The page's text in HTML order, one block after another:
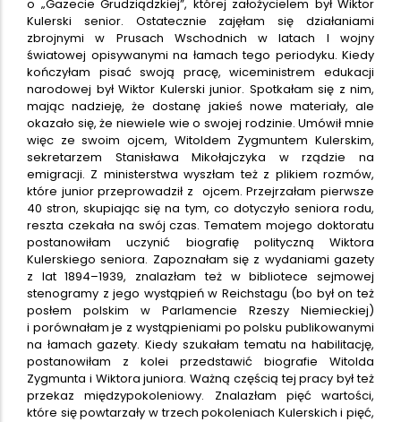
o „Gazecie Grudziądzkiej”, której założycielem był Wiktor
Kulerski senior. Ostatecznie zajęłam się działaniami
zbrojnymi w Prusach Wschodnich w latach I wojny
światowej opisywanymi na łamach tego periodyku. Kiedy
kończyłam pisać swoją pracę, wiceministrem edukacji
narodowej był Wiktor Kulerski junior. Spotkałam się z nim,
mając nadzieję, że dostanę jakieś nowe materiały, ale
okazało się, że niewiele wie o swojej rodzinie. Umówił mnie
więc ze swoim ojcem, Witoldem Zygmuntem Kulerskim,
sekretarzem Stanisława Mikołajczyka w rządzie na
emigracji. Z ministerstwa wyszłam też z plikiem rozmów,
które junior przeprowadził z ojcem. Przejrzałam pierwsze
40 stron, skupiając się na tym, co dotyczyło seniora rodu,
reszta czekała na swój czas. Tematem mojego doktoratu
postanowiłam uczynić biografię polityczną Wiktora
Kulerskiego seniora. Zapoznałam się z wydaniami gazety
z lat 1894–1939, znalazłam też w bibliotece sejmowej
stenogramy z jego wystąpień w Reichstagu (bo był on też
posłem polskim w Parlamencie Rzeszy Niemieckiej)
i porównałam je z wystąpieniami po polsku publikowanymi
na łamach gazety. Kiedy szukałam tematu na habilitację,
postanowiłam z kolei przedstawić biografie Witolda
Zygmunta i Wiktora juniora. Ważną częścią tej pracy był też
przekaz międzypokoleniowy. Znalazłam pięć wartości,
które się powtarzały w trzech pokoleniach Kulerskich i pięć,